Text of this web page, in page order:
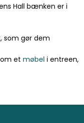
Hall bænken er i
som gør dem
et møbel i entreen,